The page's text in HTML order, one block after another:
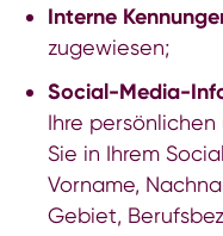
Interne
zugewiesen;
Social-Media-
Ihre
Sie in Ihrem
Vorname,
Gebiet,